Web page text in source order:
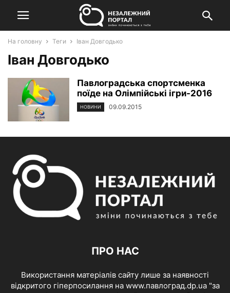
На головну Теги Іван Довгодько
Іван Довгодько
Павлоградська спортсменка
поїде на Олімпійські ігри-2016
НОВИНИ 09.09.2015
ПРО НАС
Використання матеріалів сайту лише за наявності
відкритого гіперпосилання на www.павлоград.dp.ua "за